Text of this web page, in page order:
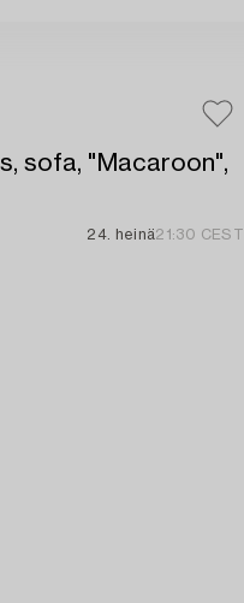
sofa, "Macaroon",
24. heinä21:30 CEST